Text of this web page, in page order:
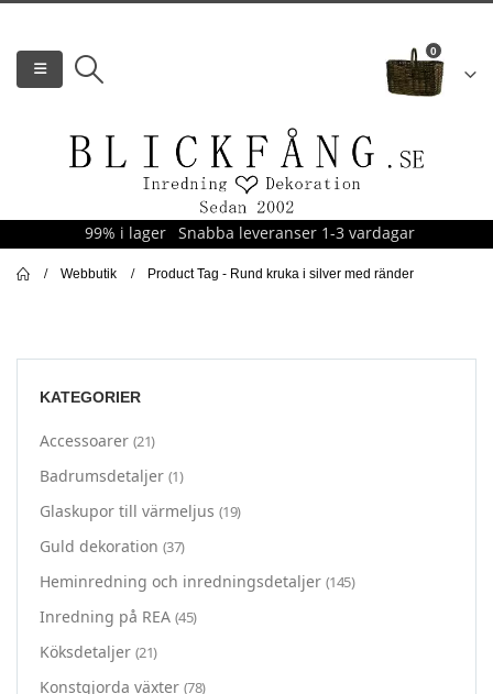
0
99% i lager Snabba leveranser 1-3 vardagar
Webbutik Product Tag - Rund kruka i silver med ränder
KATEGORIER
Accessoarer (21)
Badrumsdetaljer (1)
Glaskupor till värmeljus (19)
Guld dekoration (37)
Heminredning och inredningsdetaljer (145)
Inredning på REA (45)
Köksdetaljer (21)
Konstgjorda växter (78)